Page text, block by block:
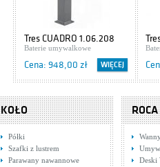
Tres CUADRO 1.06.208
Baterie umywalkowe
Cena: 948,00 zł WIĘCEJ
KOŁO
Półki
Szafki z lustrem
Parawany nawannowe
ROCA
Deski